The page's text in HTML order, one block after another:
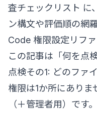
査チェックリスト に、
ン構文や評価順の網
Code 権限設定リフ
この記事は「何を点
点検その1: どのファ
権限は1か所にあり
（＋管理者用）です